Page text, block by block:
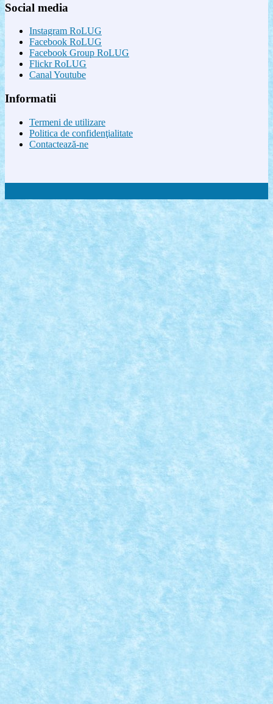
Social media
Instagram RoLUG
Facebook RoLUG
Facebook Group RoLUG
Flickr RoLUG
Canal Youtube
Informatii
Termeni de utilizare
Politica de confidenţialitate
Contactează-ne